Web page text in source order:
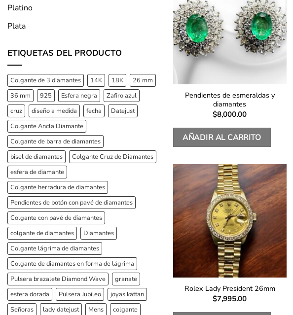
Platino
Plata
ETIQUETAS DEL PRODUCTO
Colgante de 3 diamantes 14K 18K
26 mm
36 mm
925 Esfera negra
Zafiro azul
cruz
diseño a medida fecha
Datejust
Colgante Ancla Diamante
Colgante de barra de diamantes
bisel de diamantes
Colgante Cruz de Diamantes
esfera de diamante
Colgante herradura de diamantes
Pendientes de botón con pavé de diamantes
Colgante con pavé de diamantes
colgante de diamantes
Diamantes
Colgante lágrima de diamantes
Colgante de diamantes en forma de lágrima
Pulsera brazalete Diamond Wave
granate
esfera dorada
Pulsera Jubileo
joyas kattan
Señoras
lady datejust Mens
colgante
Pendientes de esmeraldas y
diamantes
$8,000.00
AÑADIR AL CARRITO
Rolex Lady President 26mm
$7,995.00